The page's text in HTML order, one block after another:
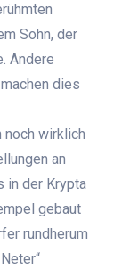
Sohn, der
Andere
dies
noch wirklich
an
in der Krypta
gebaut
rundherum